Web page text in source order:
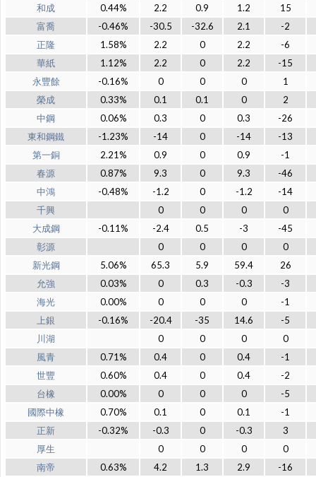
和成
0.44% 2.2 0.9 1.2
15
富喬
-0.46% -30.5 -32.6 2.1
-2
正隆
1.58% 2.2 0 2.2
-6
華紙
1.12% 2.2 0 2.2
-15
永豐餘
-0.16% 0 0 0
1
榮成
0.33% 0.1 0.1 0
2
中鋼
0.06% 0.3 0 0.3
-26
東和鋼鐵
-1.23% -14 0 -14
-13
第一銅
2.21% 0.9 0 0.9
-1
春源
0.87% 9.3 0 9.3
-46
中鴻
-0.48% -1.2 0 -1.2
-14
千興
0 0 0
0
大成鋼
-0.11% -2.4 0.5 -3
-45
彰源
0 0 0
0
新光鋼
5.06% 65.3 5.9 59.4
26
允強
0.03% 0 0.3 -0.3
-3
海光
0.00% 0 0 0
-1
上銀
-0.16% -20.4 -35 14.6
-5
川湖
0 0 0
0
風青
0.71% 0.4 0 0.4
-1
世豐
0.60% 0.4 0 0.4
-2
台橡
0.00% 0 0 0
-5
國際中橡
0.70% 0.1 0 0.1
-1
正新
-0.32% -0.3 0 -0.3
3
厚生
0 0 0
0
南帝
0.63% 4.2 1.3 2.9 -16